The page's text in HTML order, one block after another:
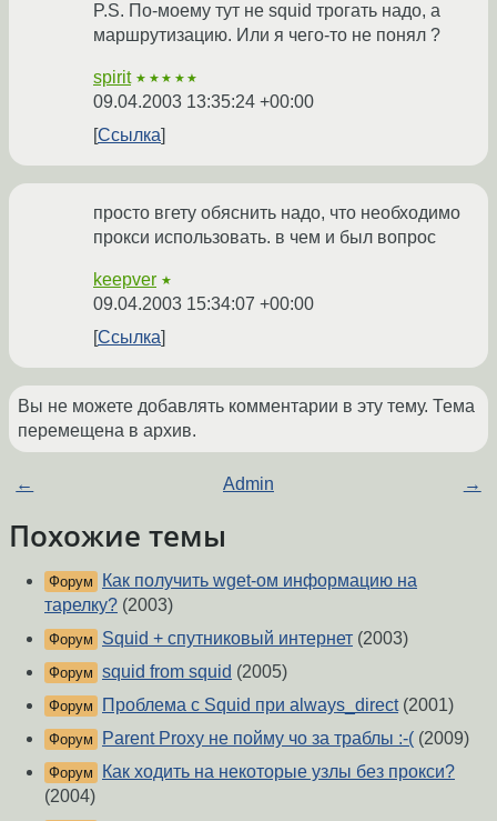
P.S. По-моему тут не squid трогать надо, а
маршрутизацию. Или я чего-то не понял ?
spirit ★★★★★
09.04.2003 13:35:24 +00:00
Ссылка
просто вгету обяснить надо, что необходимо
прокси использовать. в чем и был вопрос
keepver ★
09.04.2003 15:34:07 +00:00
Ссылка
Вы не можете добавлять комментарии в эту тему. Тема
перемещена в архив.
← Admin →
Похожие темы
Форум
Как получить wget-ом информацию на
тарелку? (2003)
Форум Squid + спутниковый интернет (2003)
Форум squid from squid (2005)
Форум Проблема с Squid при always_direct(2001)
Форум Parent Proxy не пойму чо за траблы :-( (2009)
Форум
Как ходить на некоторые узлы без прокси?
(2004)